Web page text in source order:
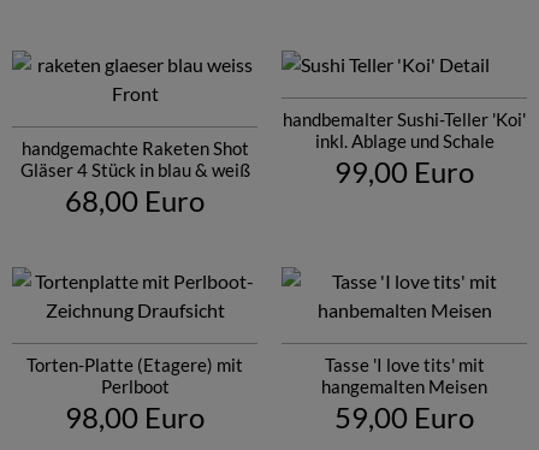
handgemachte Raketen Shot
Gläser 4 Stück in blau & weiß
68,00 Euro
handbemalter Sushi-Teller 'Koi'
inkl. Ablage und Schale
99,00 Euro
Torten-Platte (Etagere) mit
Perlboot
98,00 Euro
Tasse 'I love tits' mit
hangemalten Meisen
59,00 Euro